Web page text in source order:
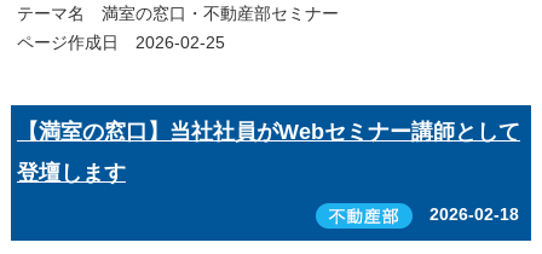
テーマ名 満室の窓口・不動産部セミナー
ページ作成日 2026-02-25
【満室の窓口】当社社員がWebセミナー講師として
登壇します
2026-02-18